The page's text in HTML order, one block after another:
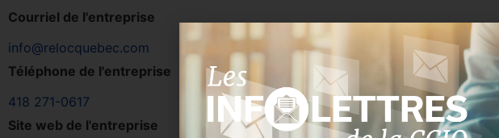
Courriel de l'entreprise
info@relocquebec.com
Téléphone de l'entreprise
418 271-0617
Site web de l'entreprise